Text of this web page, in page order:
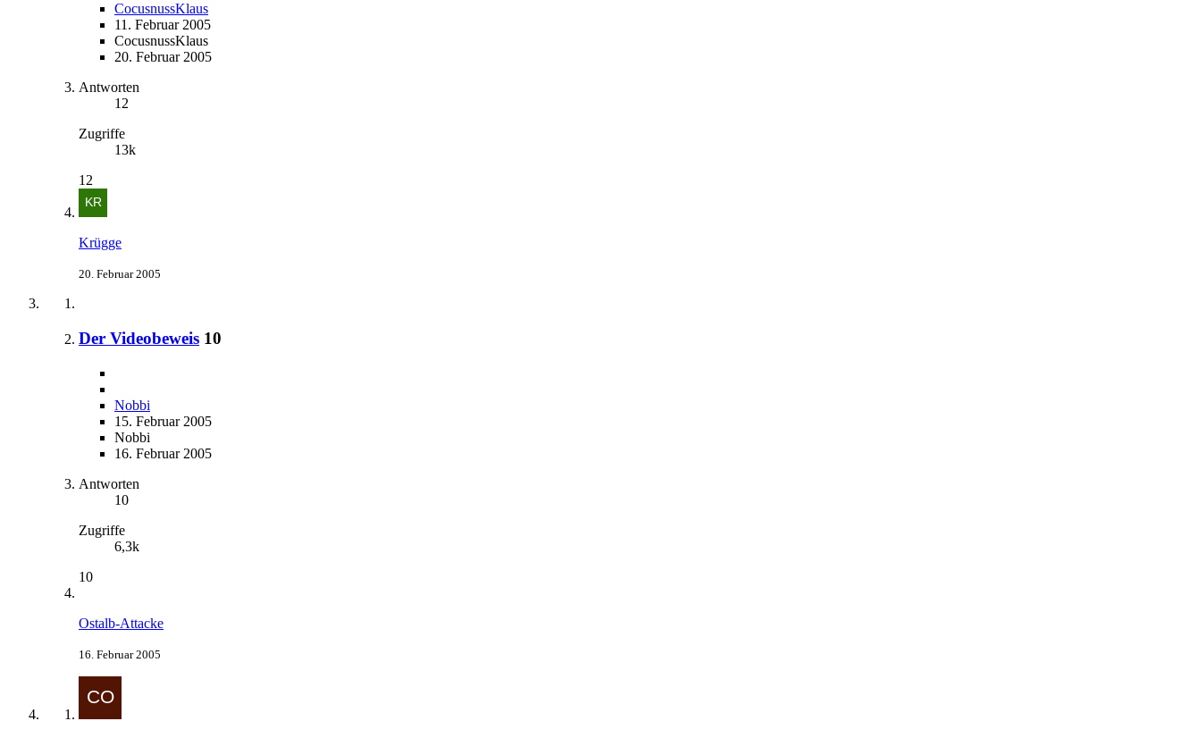
CocusnussKlaus
11. Februar 2005
CocusnussKlaus
20. Februar 2005
Antworten
12
Zugriffe
13k
12
Krügge
20. Februar 2005
Der Videobeweis 10
Nobbi
15. Februar 2005
Nobbi
16. Februar 2005
Antworten
10
Zugriffe
6,3k
10
Ostalb-Attacke
16. Februar 2005